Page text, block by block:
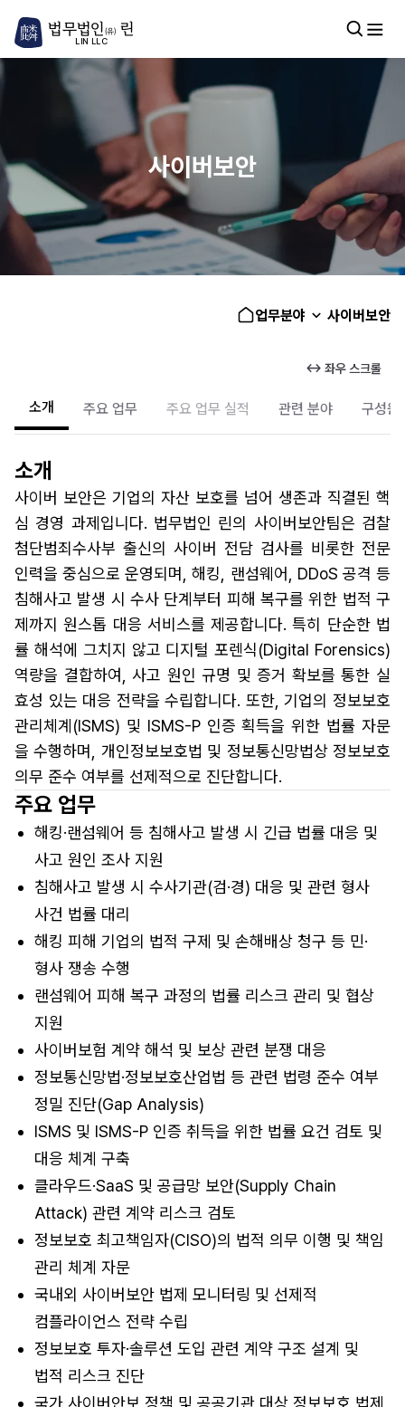
법무법인 (유) 린
LIN LLC
사이버보안
업무분야 사이버보안
↔ 좌우 스크롤
소개 주요 업무 주요 업무 실적 관련 분야 구성원
소개
사이버 보안은 기업의 자산 보호를 넘어 생존과 직결된 핵
심 경영 과제입니다. 법무법인 린의 사이버보안팀은 검찰
첨단범죄수사부 출신의 사이버 전담 검사를 비롯한 전문
인력을 중심으로 운영되며, 해킹, 랜섬웨어, DDoS 공격 등
침해사고 발생 시 수사 단계부터 피해 복구를 위한 법적 구
제까지 원스톱 대응 서비스를 제공합니다. 특히 단순한 법
률 해석에 그치지 않고 디지털 포렌식(Digital Forensics)
역량을 결합하여, 사고 원인 규명 및 증거 확보를 통한 실
효성 있는 대응 전략을 수립합니다. 또한, 기업의 정보보호
관리체계(ISMS) 및 ISMS-P 인증 획득을 위한 법률 자문
을 수행하며, 개인정보보호법 및 정보통신망법상 정보보호
의무 준수 여부를 선제적으로 진단합니다.
주요 업무
해킹·랜섬웨어 등 침해사고 발생 시 긴급 법률 대응 및
사고 원인 조사 지원
침해사고 발생 시 수사기관(검·경) 대응 및 관련 형사
사건 법률 대리
해킹 피해 기업의 법적 구제 및 손해배상 청구 등 민·
형사 쟁송 수행
랜섬웨어 피해 복구 과정의 법률 리스크 관리 및 협상
지원
사이버보험 계약 해석 및 보상 관련 분쟁 대응
정보통신망법·정보보호산업법 등 관련 법령 준수 여부
정밀 진단(Gap Analysis)
ISMS 및 ISMS-P 인증 취득을 위한 법률 요건 검토 및
대응 체계 구축
클라우드·SaaS 및 공급망 보안(Supply Chain
Attack) 관련 계약 리스크 검토
정보보호 최고책임자(CISO)의 법적 의무 이행 및 책임
관리 체계 자문
국내외 사이버보안 법제 모니터링 및 선제적
컴플라이언스 전략 수립
정보보호 투자·솔루션 도입 관련 계약 구조 설계 및
법적 리스크 진단
국가 사이버안보 정책 및 공공기관 대상 정보보호 법제